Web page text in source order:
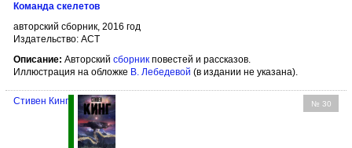
Команда скелетов
авторский сборник, 2016 год
Издательство: АСТ
Описание: Авторский сборник повестей и рассказов.
Иллюстрация на обложке В. Лебедевой (в издании не указана).
№ 30
Стивен Кинг